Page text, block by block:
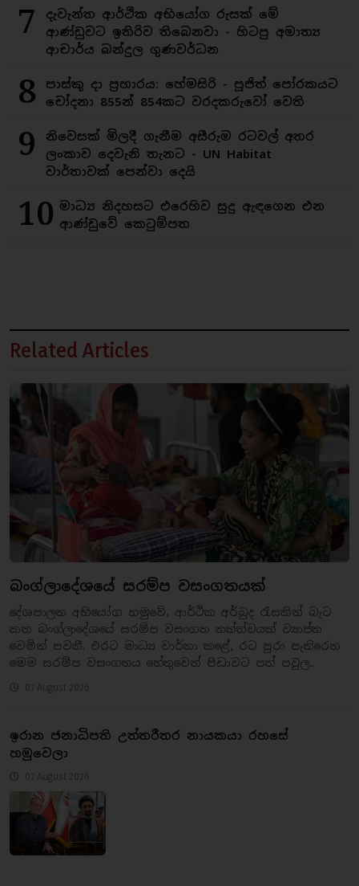
7
දැවැන්ත ආර්ථික අභියෝග රුසක් මේ
ආණ්ඩුවට ඉතිරිව තිබෙනවා - හිටපු අමාත්‍ය
ආචාර්ය බන්දුල ගුණවර්ධන
8
පාස්කු දා ප්‍රහාරය: හේමසිරි - පූජිත් පෝරකයට
චෝදනා 855න් 854කට වරදකරුවෝ වෙති
9
නිවෙසක් මිලදී ගැනීම අසීරුම රටවල් අතර
ලංකාව දෙවැනි තැනට - UN Habitat
වාර්තාවක් පෙන්වා දෙයි
10 මාධ්‍ය නිදහසට එරෙහිව සුදු ඇඳගෙන එන
ආණ්ඩුවේ කෙටුම්පත
Related Articles
බංග්ලාදේශයේ සරම්ප වසංගතයක්
දේශපාලන අභියෝග හමුවේ, ආර්ථික අර්බුද රැසකින් බැට
කන බංග්ලාදේශයේ සරම්ප වසංගත තත්ත්වයක් ව්‍යාප්ත
වෙමින් පවතී. එරට මාධ්‍ය වාර්තා කළේ, රට පුරා පැතිරෙන
මෙම සරම්ප වසංගතය හේතුවෙන් පීඩාවට පත් පවුල..
07 August 2026
ඉරාන ජනාධිපති උත්තරීතර නායකයා රහසේ
හමුවෙලා
07 August 2026